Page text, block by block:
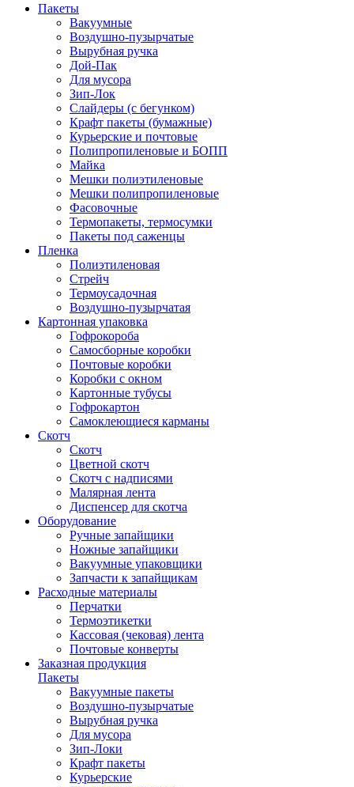
Пакеты
Вакуумные
Воздушно-пузырчатые
Вырубная ручка
Дой-Пак
Для мусора
Зип-Лок
Слайдеры (с бегунком)
Крафт пакеты (бумажные)
Курьерские и почтовые
Полипропиленовые и БОПП
Майка
Мешки полиэтиленовые
Мешки полипропиленовые
Фасовочные
Термопакеты, термосумки
Пакеты под саженцы
Пленка
Полиэтиленовая
Стрейч
Термоусадочная
Воздушно-пузырчатая
Картонная упаковка
Гофрокороба
Самосборные коробки
Почтовые коробки
Коробки с окном
Картонные тубусы
Гофрокартон
Самоклеющиеся карманы
Скотч
Скотч
Цветной скотч
Скотч с надписями
Малярная лента
Диспенсер для скотча
Оборудование
Ручные запайщики
Ножные запайщики
Вакуумные упаковщики
Запчасти к запайщикам
Расходные материалы
Перчатки
Термоэтикетки
Кассовая (чековая) лента
Почтовые конверты
Заказная продукция
Пакеты
Вакуумные пакеты
Воздушно-пузырчатые
Вырубная ручка
Для мусора
Зип-Локи
Крафт пакеты
Курьерские